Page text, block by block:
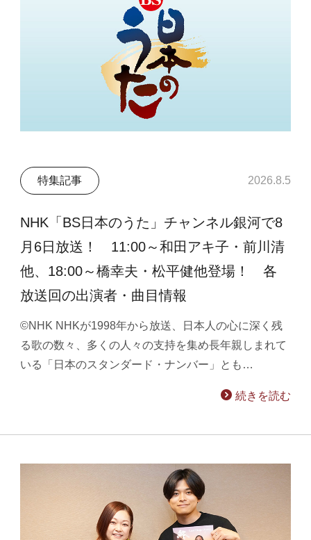
特集記事 2026.8.5
NHK「BS日本のうた」チャンネル銀河で8
月6日放送！ 11:00～和田アキ子・前川清
他、18:00～橋幸夫・松平健他登場！ 各
放送回の出演者・曲目情報
©NHK NHKが1998年から放送、日本人の心に深く残
る歌の数々、多くの人々の支持を集め長年親しまれて
いる「日本のスタンダード・ナンバー」とも…
続きを読む